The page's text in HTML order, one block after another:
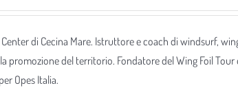
di Cecina Mare. Istruttore e coach di windsurf,
promozione del territorio. Fondatore del Wing Foil Tour
Opes Italia.